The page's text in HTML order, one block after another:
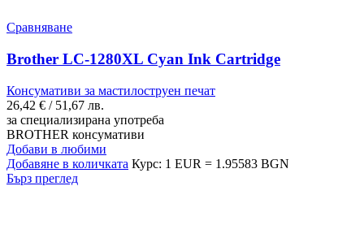
Сравняване
Brother LC-1280XL Cyan Ink Cartridge
Консумативи за мастилоструен печат
26,42 € / 51,67 лв.
за специализирана употреба
BROTHER консумативи
Добави в любими
Добавяне в количката Курс: 1 EUR = 1.95583 BGN
Бърз преглед